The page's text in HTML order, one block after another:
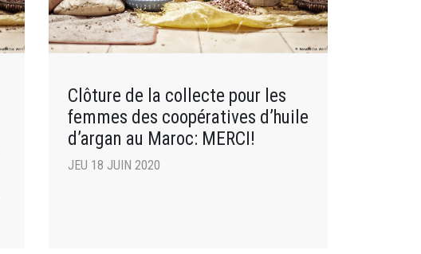
Clôture de la collecte pour les
femmes des coopératives d’huile
d’argan au Maroc: MERCI!
JEU 18 JUIN 2020